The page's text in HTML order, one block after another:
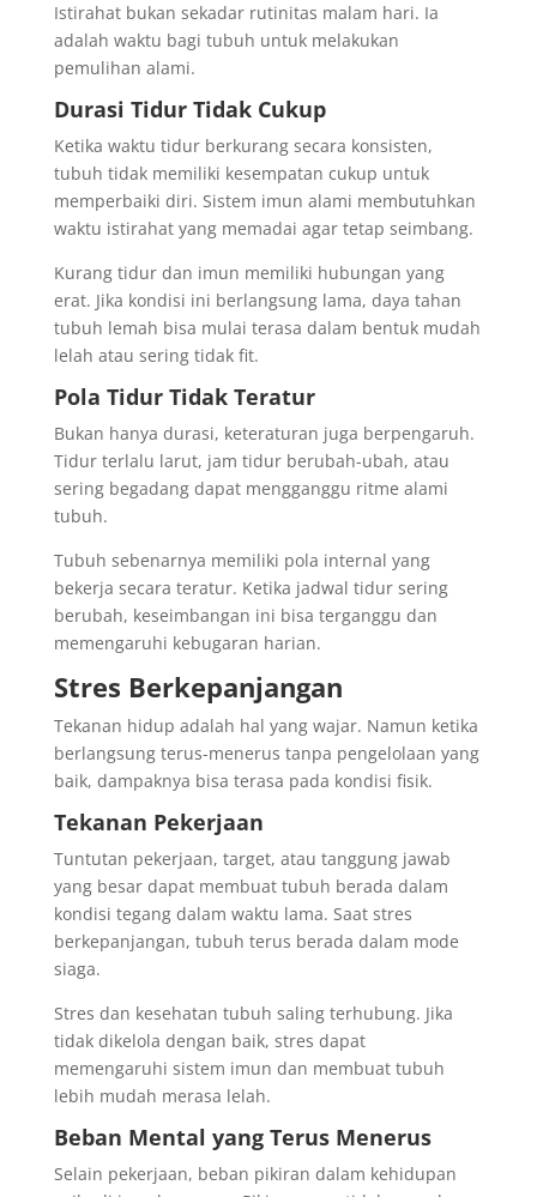
Istirahat bukan sekadar rutinitas malam hari. Ia
adalah waktu bagi tubuh untuk melakukan
pemulihan alami.
Durasi Tidur Tidak Cukup
Ketika waktu tidur berkurang secara konsisten,
tubuh tidak memiliki kesempatan cukup untuk
memperbaiki diri. Sistem imun alami membutuhkan
waktu istirahat yang memadai agar tetap seimbang.
Kurang tidur dan imun memiliki hubungan yang
erat. Jika kondisi ini berlangsung lama, daya tahan
tubuh lemah bisa mulai terasa dalam bentuk mudah
lelah atau sering tidak fit.
Pola Tidur Tidak Teratur
Bukan hanya durasi, keteraturan juga berpengaruh.
Tidur terlalu larut, jam tidur berubah-ubah, atau
sering begadang dapat mengganggu ritme alami
tubuh.
Tubuh sebenarnya memiliki pola internal yang
bekerja secara teratur. Ketika jadwal tidur sering
berubah, keseimbangan ini bisa terganggu dan
memengaruhi kebugaran harian.
Stres Berkepanjangan
Tekanan hidup adalah hal yang wajar. Namun ketika
berlangsung terus-menerus tanpa pengelolaan yang
baik, dampaknya bisa terasa pada kondisi fisik.
Tekanan Pekerjaan
Tuntutan pekerjaan, target, atau tanggung jawab
yang besar dapat membuat tubuh berada dalam
kondisi tegang dalam waktu lama. Saat stres
berkepanjangan, tubuh terus berada dalam mode
siaga.
Stres dan kesehatan tubuh saling terhubung. Jika
tidak dikelola dengan baik, stres dapat
memengaruhi sistem imun dan membuat tubuh
lebih mudah merasa lelah.
Beban Mental yang Terus Menerus
Selain pekerjaan, beban pikiran dalam kehidupan